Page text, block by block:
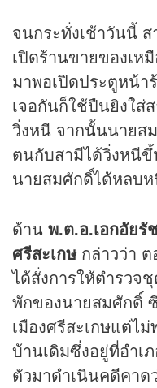
จนกระทั่งเช้าวันนี้
เปิดร้านขายของเห
มาพอเปิดประตูหน้
เจอกันก็ใช้ปืนยิงใส่
วิ่งหนี จากนั้นนายส
ตนกับสามีได้วิ่งหนี
นายสมศักดิ์ได้หลบ
ด้าน พ.ต.อ.เอกอัยรั
ศรีสะเกษ กล่าวว่า
ได้สั่งการให้ตำรวจ
พักของนายสมศักดิ์
เมืองศรีสะเกษแต่ไ
บ้านเดิมซึ่งอยู่ที่อำเ
ตัวมาดำเนินคดีคาด